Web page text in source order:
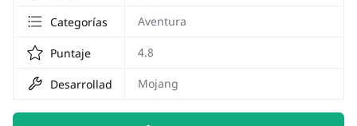
Categorías Aventura
Puntaje 4.8
Desarrollador Mojang